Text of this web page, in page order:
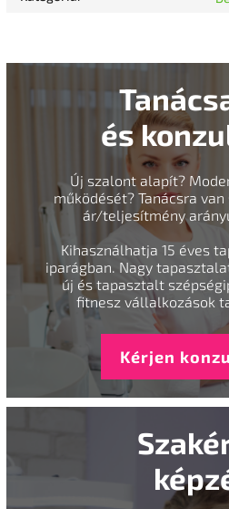
és
Új szalont alapít?
működését? Tanácsra
ár/teljesítmény
Kihasználhatja 15 éves
iparágban. Nagy
új és tapasztalt
fitnesz vállalkozások
Kérjen